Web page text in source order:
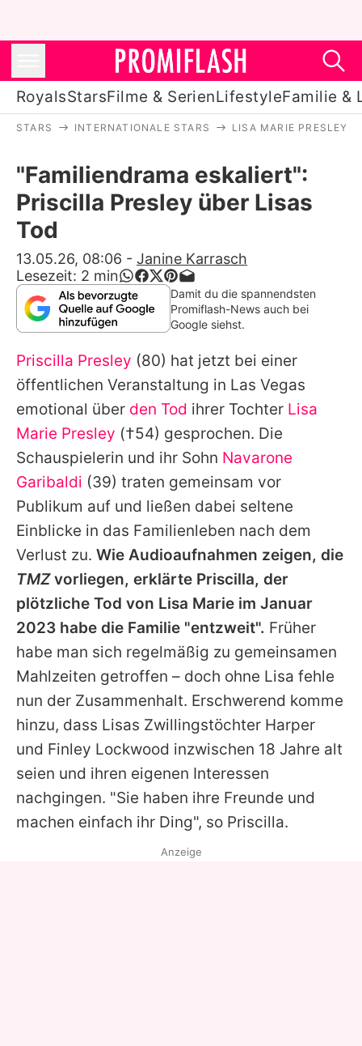
RoyalsStarsFilme & SerienLifestyleFamilie &
Stars
Filme & Serien
Lifestyle
Familie & Liebe
Promiflash Exklusiv
Alle Themen auf Promiflash
Jobs
App runterladen
Team
Redaktionelle Richtlinien
Impressum
Datenschutzerklärung
Utiq verwalten
STARS INTERNATIONALE STARS LISA MARIE PRESLEY
"Familiendrama eskaliert":
Priscilla Presley über Lisas
Tod
13.05.26, 08:06 - Janine Karrasch
Lesezeit: 2 min
Damit du die spannendsten
Promiflash-News auch bei
Google siehst.
Priscilla Presley (80) hat jetzt bei einer
öffentlichen Veranstaltung in Las Vegas
emotional über den Tod ihrer Tochter Lisa
Marie Presley (†54) gesprochen. Die
Schauspielerin und ihr Sohn Navarone
Garibaldi (39) traten gemeinsam vor
Publikum auf und ließen dabei seltene
Einblicke in das Familienleben nach dem
Verlust zu. Wie Audioaufnahmen zeigen, die
TMZvorliegen, erklärte Priscilla, der
plötzliche Tod von Lisa Marie im Januar
2023 habe die Familie "entzweit". Früher
habe man sich regelmäßig zu gemeinsamen
Mahlzeiten getroffen – doch ohne Lisa fehle
nun der Zusammenhalt. Erschwerend komme
hinzu, dass Lisas Zwillingstöchter Harper
und Finley Lockwood inzwischen 18 Jahre alt
seien und ihren eigenen Interessen
nachgingen. "Sie haben ihre Freunde und
machen einfach ihr Ding", so Priscilla.
Anzeige